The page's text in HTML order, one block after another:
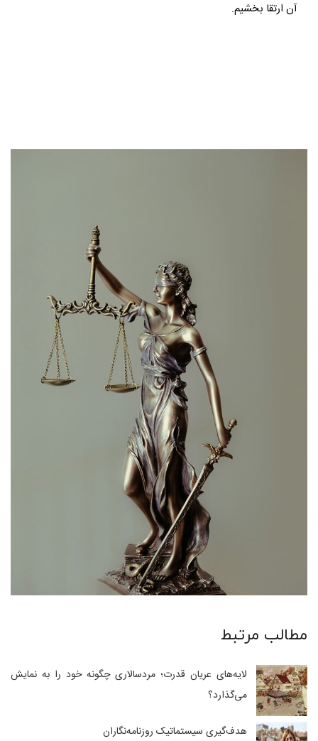
آن ارتقا بخشیم.
مطالب مرتبط
لایه‌های عریان قدرت؛ مردسالاری چگونه خود را به نمایش
می‌گذارد؟
هدف‌گیری سیستماتیک روزنامه‌نگاران